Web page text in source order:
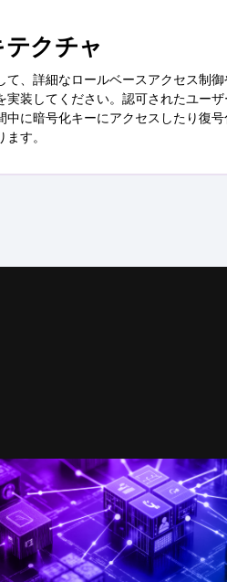
クチャ
、詳細なロールベースアクセス制
装してください。認可されたユー
に暗号化キーにアクセスしたり復号
す。